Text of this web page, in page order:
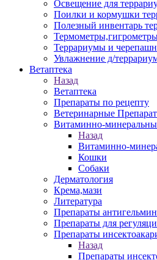
Освещение для
Поилки и кормушки
Полезный инвентарь
Террариумы и
Увлажнение д/
Ветаптека
Назад
Ветаптека
Препараты по рецепту
Ветеринарные
Витаминно-
Назад
Витаминно-
Кошки
Собаки
Дерматология
Крема,мази
Литература
Препараты
Препараты для
Препараты
Назад
Препараты